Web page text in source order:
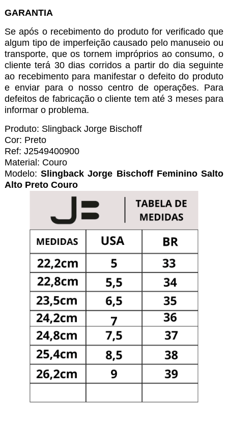
GARANTIA
Se após o recebimento do produto for verificado que
algum tipo de imperfeição causado pelo manuseio ou
transporte, que os tornem impróprios ao consumo, o
cliente terá 30 dias corridos a partir do dia seguinte
ao recebimento para manifestar o defeito do produto
e enviar para o nosso centro de operações. Para
defeitos de fabricação o cliente tem até 3 meses para
informar o problema.
Produto: Slingback Jorge Bischoff
Cor: Preto
Ref: J2549400900
Material: Couro
Modelo: Slingback Jorge Bischoff Feminino Salto
Alto Preto Couro